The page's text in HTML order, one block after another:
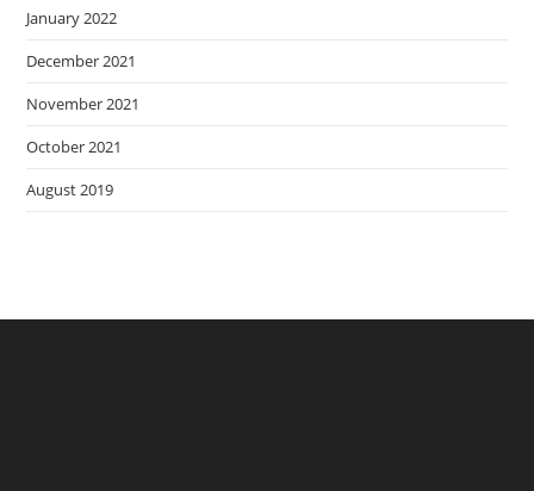
January 2022
December 2021
November 2021
October 2021
August 2019